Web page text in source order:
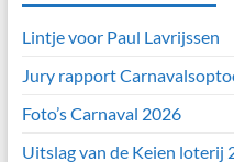
Lintje voor Paul Lavrijssen
Jury rapport
Foto’s Carnaval 2026
Uitslag van de Keien loterij